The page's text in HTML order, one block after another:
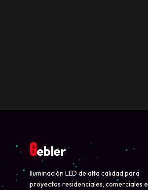
Gebler
Iluminación LED de alta calidad para
proyectos residenciales, comerciales e